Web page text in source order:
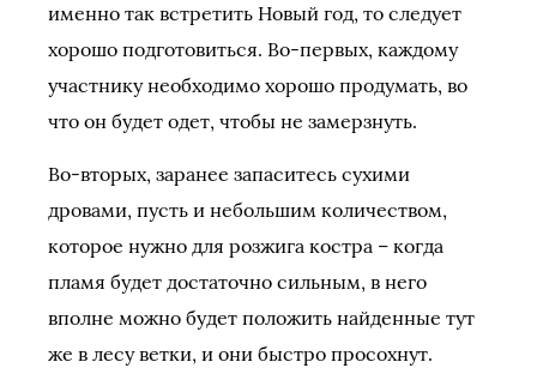
именно так встретить Новый год, то следует
хорошо подготовиться. Во-первых, каждому
участнику необходимо хорошо продумать, во
что он будет одет, чтобы не замерзнуть.
Во-вторых, заранее запаситесь сухими
дровами, пусть и небольшим количеством,
которое нужно для розжига костра – когда
пламя будет достаточно сильным, в него
вполне можно будет положить найденные тут
же в лесу ветки, и они быстро просохнут.